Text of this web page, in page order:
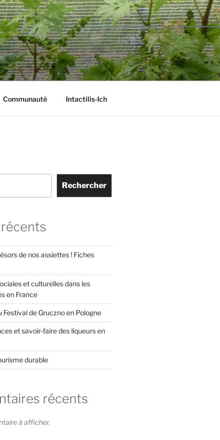
Communauté Intactilis-Ich
Rechercher
de nos assiettes ! Fiches
et culturelles dans les
en France
de Gruczno en Pologne
et savoir-faire des liqueurs en
durable
récents
à afficher.